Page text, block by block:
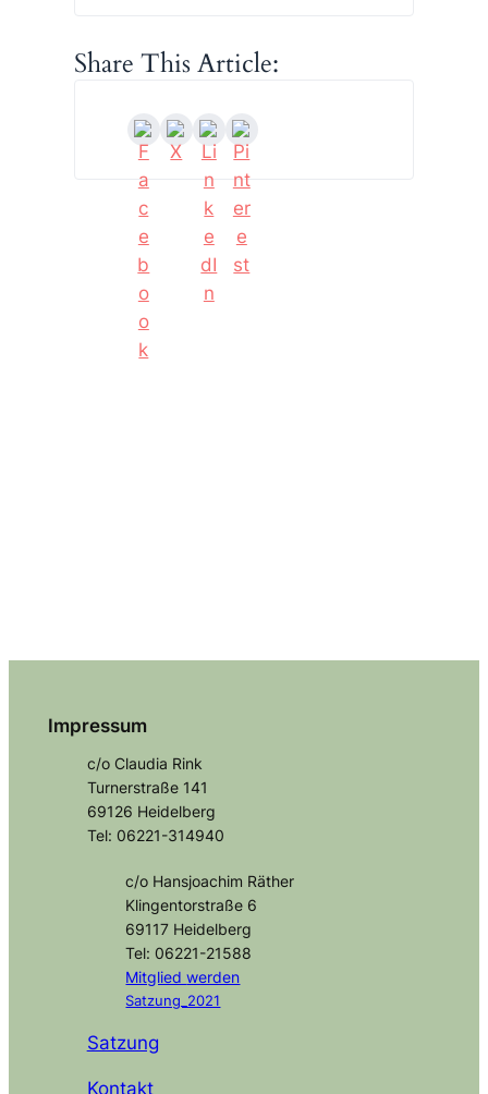
Share This Article:
Impressum
c/o Claudia Rink
Turnerstraße 141
69126 Heidelberg
Tel: 06221-314940
c/o Hansjoachim Räther
Klingentorstraße 6
69117 Heidelberg
Tel: 06221-21588
Mitgliedwerden
Satzung_2021
Satzung
Kontakt